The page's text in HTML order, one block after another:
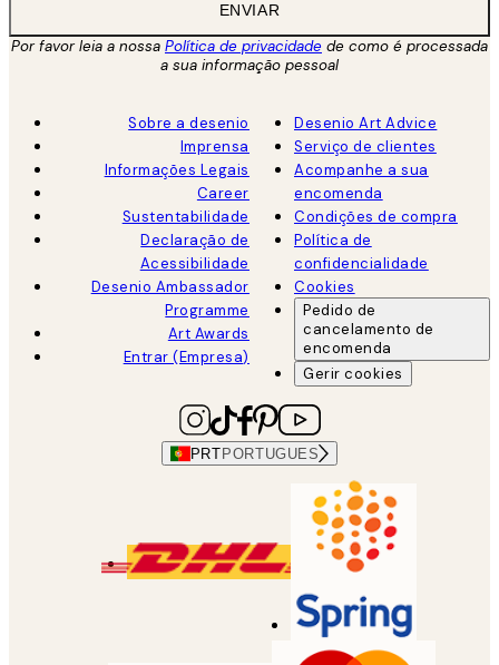
ENVIAR
Por favor leia a nossa Política de privacidade de como é processada
a sua informação pessoal
Sobre a desenio
Imprensa
Informações Legais
Career
Sustentabilidade
Declaração de
Acessibilidade
Desenio Ambassador
Programme
Art Awards
Entrar (Empresa)
Desenio Art Advice
Serviço de clientes
Acompanhe a sua
encomenda
Condições de compra
Política de
confidencialidade
Cookies
Pedido de
cancelamento de
encomenda
Gerir cookies
PRT PORTUGUES